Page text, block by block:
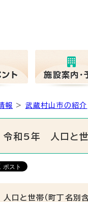
報 > 武蔵村山市の紹介
令和5年 人口と
人口と世帯（町丁名別含